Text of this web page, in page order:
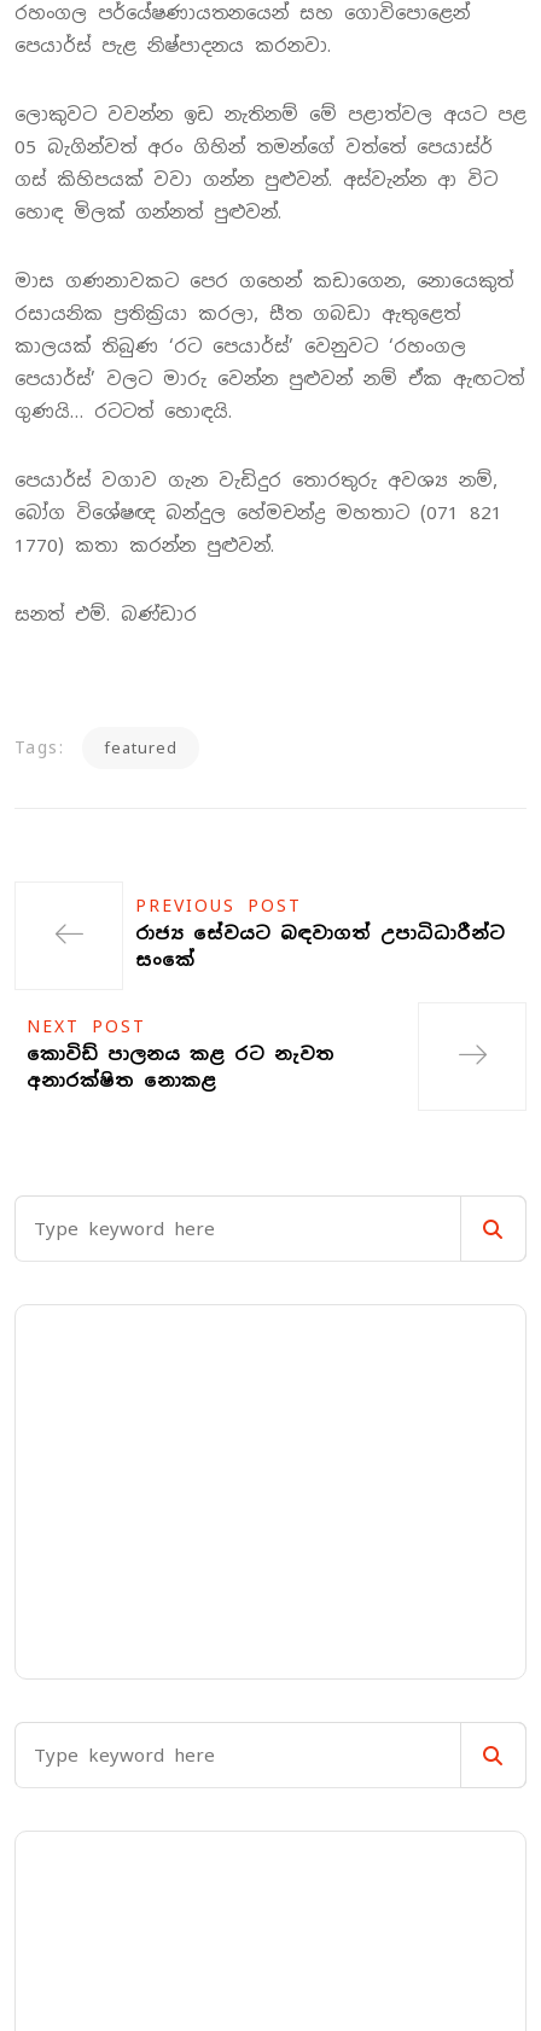
රහංගල පර්යේෂණායතනයෙන් සහ ගොවිපොළෙන්
පෙයාර්ස් පැළ නිෂ්පාදනය කරනවා.
ලොකුවට වවන්න ඉඩ නැතිනම් මේ පළාත්වල අයට පළ
05 බැගින්වත් අරං ගිහින් තමන්ගේ වත්තේ පෙයාස්ර්
ගස් කිහිපයක් වවා ගන්න පුළුවන්. අස්වැන්න ආ විට
හොඳ මිලක් ගන්නත් පුළුවන්.
මාස ගණනාවකට පෙර ගහෙන් කඩාගෙන, නොයෙකුත්
රසායනික ප‍්‍රතික‍්‍රියා කරලා, සීත ගබඩා ඇතුළෙත්
කාලයක් තිබුණ ‘රට පෙයාර්ස්’ වෙනුවට ‘රහංගල
පෙයාර්ස්’ වලට මාරු වෙන්න පුළුවන් නම් ඒක ඇඟටත්
ගුණයි… රටටත් හොඳයි.
පෙයාර්ස් වගාව ගැන වැඩිදුර තොරතුරු අවශ්‍ය නම්,
බෝග විශේෂඥ බන්දුල හේමචන්ද්‍ර මහතාට (071 821
1770) කතා කරන්න පුළුවන්.
සනත් එම්. බණ්ඩාර
Tags: featured
PREVIOUS POST
රාජ්‍ය සේවයට බඳවාගත් උපාධිධාරීන්ට
සංකේ
NEXT POST
කොවිඩ් පාලනය කළ රට නැවත
අනාරක්ෂිත නොකළ